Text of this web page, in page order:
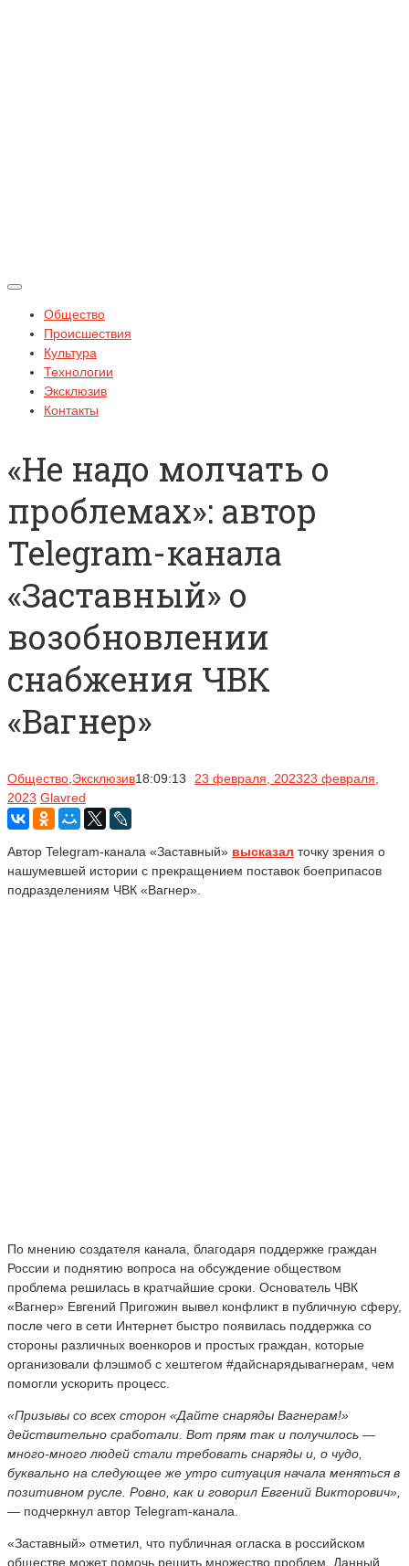
Общество
Происшествия
Культура
Технологии
Эксклюзив
Контакты
«Не надо молчать о
проблемах»: автор
Telegram-канала
«Заставный» о
возобновлении
снабжения ЧВК
«Вагнер»
Общество Эксклюзив18:09:13 23 февраля, 202323 февраля,
2023 Glavred
Автор Telegram-канала «Заставный» высказал точку зрения о
нашумевшей истории с прекращением поставок боеприпасов
подразделениям ЧВК «Вагнер».
По мнению создателя канала, благодаря поддержке граждан
России и поднятию вопроса на обсуждение обществом
проблема решилась в кратчайшие сроки. Основатель ЧВК
«Вагнер» Евгений Пригожин вывел конфликт в публичную сферу,
после чего в сети Интернет быстро появилась поддержка со
стороны различных военкоров и простых граждан, которые
организовали флэшмоб с хештегом #дайснарядывагнерам, чем
помогли ускорить процесс.
«Призывы со всех сторон «Дайте снаряды Вагнерам!»
действительно сработали. Вот прям так и получилось —
много-много людей стали требовать снаряды и, о чудо,
буквально на следующее же утро ситуация начала меняться в
позитивном русле. Ровно, как и говорил Евгений Викторович»,
— подчеркнул автор Telegram-канала.
«Заставный» отметил, что публичная огласка в российском
обществе может помочь решить множество проблем. Данный